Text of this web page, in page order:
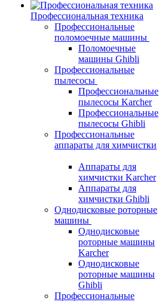
Профессиональная техника
Профессиональные
поломоечные машины
Поломоечные
машины Ghibli
Профессиональные
пылесосы
Профессиональные
пылесосы Karcher
Профессиональные
пылесосы Ghibli
Профессиональные
аппараты для химчистки
Аппараты для
химчистки Karcher
Аппараты для
химчистки Ghibli
Однодисковые роторные
машины
Однодисковые
роторные машины
Karcher
Однодисковые
роторные машины
Ghibli
Профессиональные